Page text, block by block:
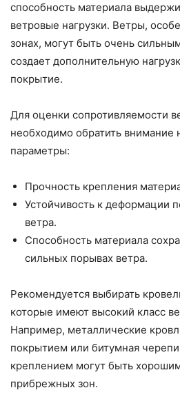
способность материала
ветровые нагрузки. Ветры,
зонах, могут быть очень
создает дополнительную
покрытие.
Для оценки сопротивляемости
необходимо обратить внимание
параметры:
Прочность крепления
Устойчивость к деформации
ветра.
Способность материала
сильных порывах ветра.
Рекомендуется выбирать
которые имеют высокий класс
Например, металлические
покрытием или битумная
креплением могут быть
прибрежных зон.